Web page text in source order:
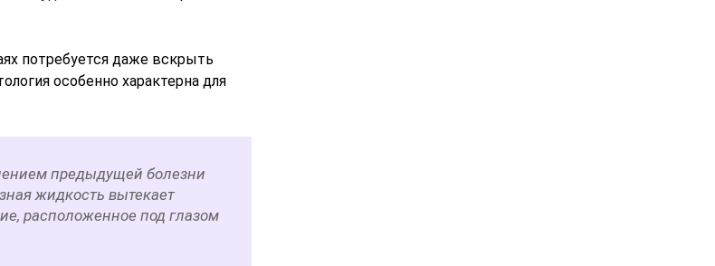
потребуется даже вскрыть
особенно характерна для
предыдущей болезни
жидкость вытекает
расположенное под глазом